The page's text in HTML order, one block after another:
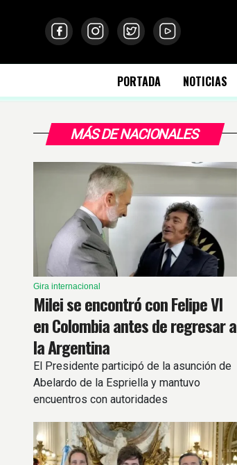
PORTADA NOTICIAS
MÁS DE NACIONALES
Gira internacional
Milei se encontró con Felipe VI
en Colombia antes de regresar a
la Argentina
El Presidente participó de la asunción de
Abelardo de la Espriella y mantuvo
encuentros con autoridades